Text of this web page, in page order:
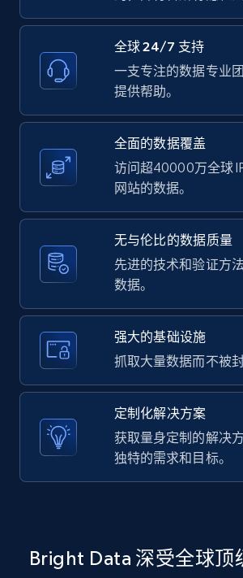
LinkedIn posts - Discover user's
URL
URL, ID, User id, Use url, Title,
text, Date posted, and more.
11.3K+ 1.5K+
LinkedIn posts - Discover posts
URL
URL, ID, User id, Use url, Title,
11.3K+ 1.5K+
LinkedIn posts - Discover new
company URL
11.3K+ 1.5K+
全球 24/7 支持
一支专注的数据专业
提供帮助。
全面的数据覆盖
访问超40000万全球
网站的数据。
无与伦比的数据质量
先进的技术和验证方
数据。
强大的基础设施
抓取大量数据而不被封
定制化解决方案
获取量身定制的解决
独特的需求和目标。
Bright Data 深受全球顶